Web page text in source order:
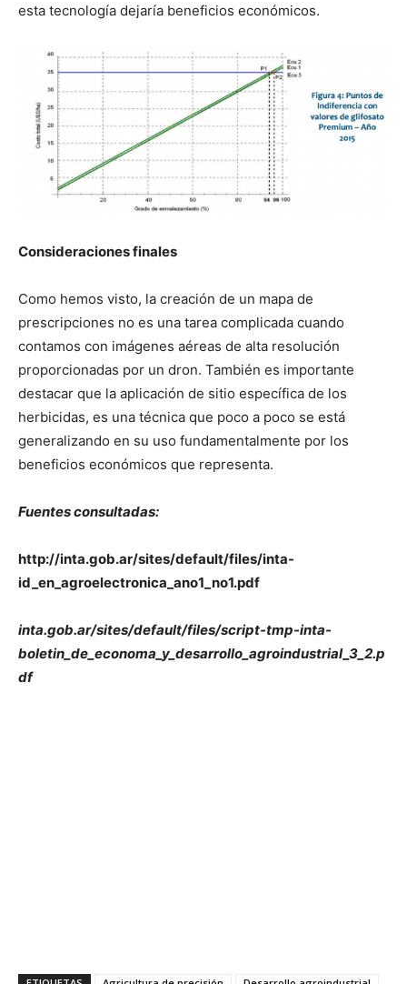
esta tecnología dejaría beneficios económicos.
Consideraciones finales
Como hemos visto, la creación de un mapa de
prescripciones no es una tarea complicada cuando
contamos con imágenes aéreas de alta resolución
proporcionadas por un dron. También es importante
destacar que la aplicación de sitio específica de los
herbicidas, es una técnica que poco a poco se está
generalizando en su uso fundamentalmente por los
beneficios económicos que representa.
Fuentes consultadas:
http://inta.gob.ar/sites/default/files/inta-
id_en_agroelectronica_ano1_no1.pdf
inta.gob.ar/sites/default/files/script-tmp-inta-
boletin_de_economa_y_desarrollo_agroindustrial_3_2.p
df